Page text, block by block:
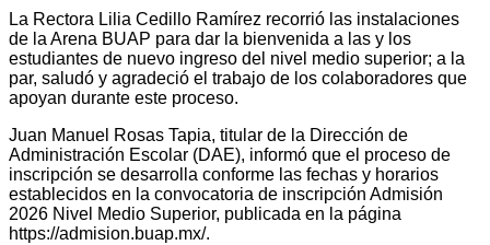
La Rectora Lilia Cedillo Ramírez recorrió las instalaciones
de la Arena BUAP para dar la bienvenida a las y los
estudiantes de nuevo ingreso del nivel medio superior; a la
par, saludó y agradeció el trabajo de los colaboradores que
apoyan durante este proceso.
Juan Manuel Rosas Tapia, titular de la Dirección de
Administración Escolar (DAE), informó que el proceso de
inscripción se desarrolla conforme las fechas y horarios
establecidos en la convocatoria de inscripción Admisión
2026 Nivel Medio Superior, publicada en la página
https://admision.buap.mx/.